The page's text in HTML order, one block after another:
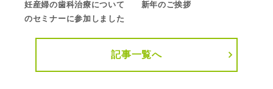
妊産婦の歯科治療について
のセミナーに参加しました
新年のご挨拶
記事一覧へ